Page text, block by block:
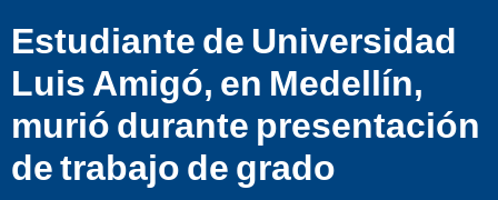
Estudiante de Universidad
Luis Amigó, en Medellín,
murió durante presentación
de trabajo de grado